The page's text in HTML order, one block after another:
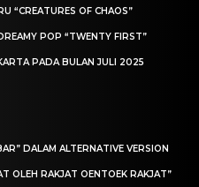
“CREATURES OF CHAOS”
POP “TWENTY FIRST”
PADA BULAN JULI 2025
DALAM ALTERNATIVE VERSION
OLEH RAKJAT OENTOEK RAKJAT”